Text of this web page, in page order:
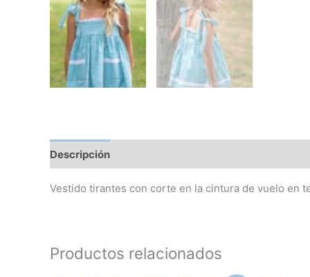
Descripción
Vestido tirantes con corte en la cintura de vuelo en
Productos relacionados